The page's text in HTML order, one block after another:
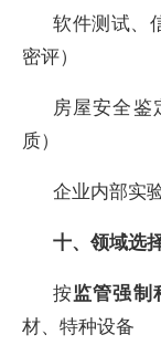
软件测试、
密评）
房屋安全鉴
质）
企业内部实
十、领域选
按监管强制
材、特种设备